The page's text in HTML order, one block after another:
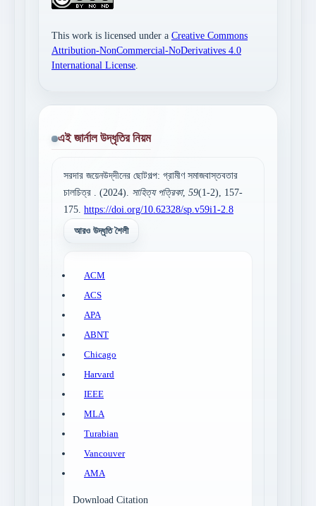
This work is licensed under a Creative Commons
Attribution-NonCommercial-NoDerivatives 4.0
International License.
এই জার্নাল উদ্ধৃতির নিয়ম
সরদার জয়েনউদ্‌দীনের ছোটগল্প: গ্রামীণ সমাজবাস্তবতার
চালচিত্র . (2024). সাহিত্য পত্রিকা, 59(1-2), 157-
175. https://doi.org/10.62328/sp.v59i1-2.8
আরও উদ্ধৃতি শৈলী
ACM
ACS
APA
ABNT
Chicago
Harvard
IEEE
MLA
Turabian
Vancouver
AMA
Download Citation